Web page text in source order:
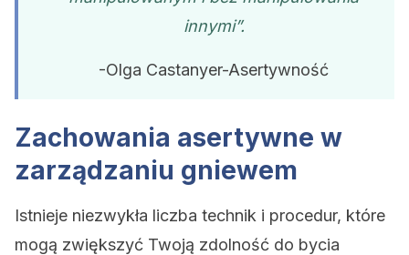
innymi”.
-Olga Castanyer-Asertywność
Zachowania asertywne w
zarządzaniu gniewem
Istnieje niezwykła liczba technik i procedur, które
mogą zwiększyć Twoją zdolność do bycia